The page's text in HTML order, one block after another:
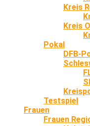
Kreis
Kreis
Pokal
DFB-
Testspiel
Frauen
Frauen